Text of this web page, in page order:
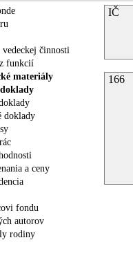
činnosti
funkcií
materiály
doklady
a ceny
fondu
autorov
rodiny
IČ
166